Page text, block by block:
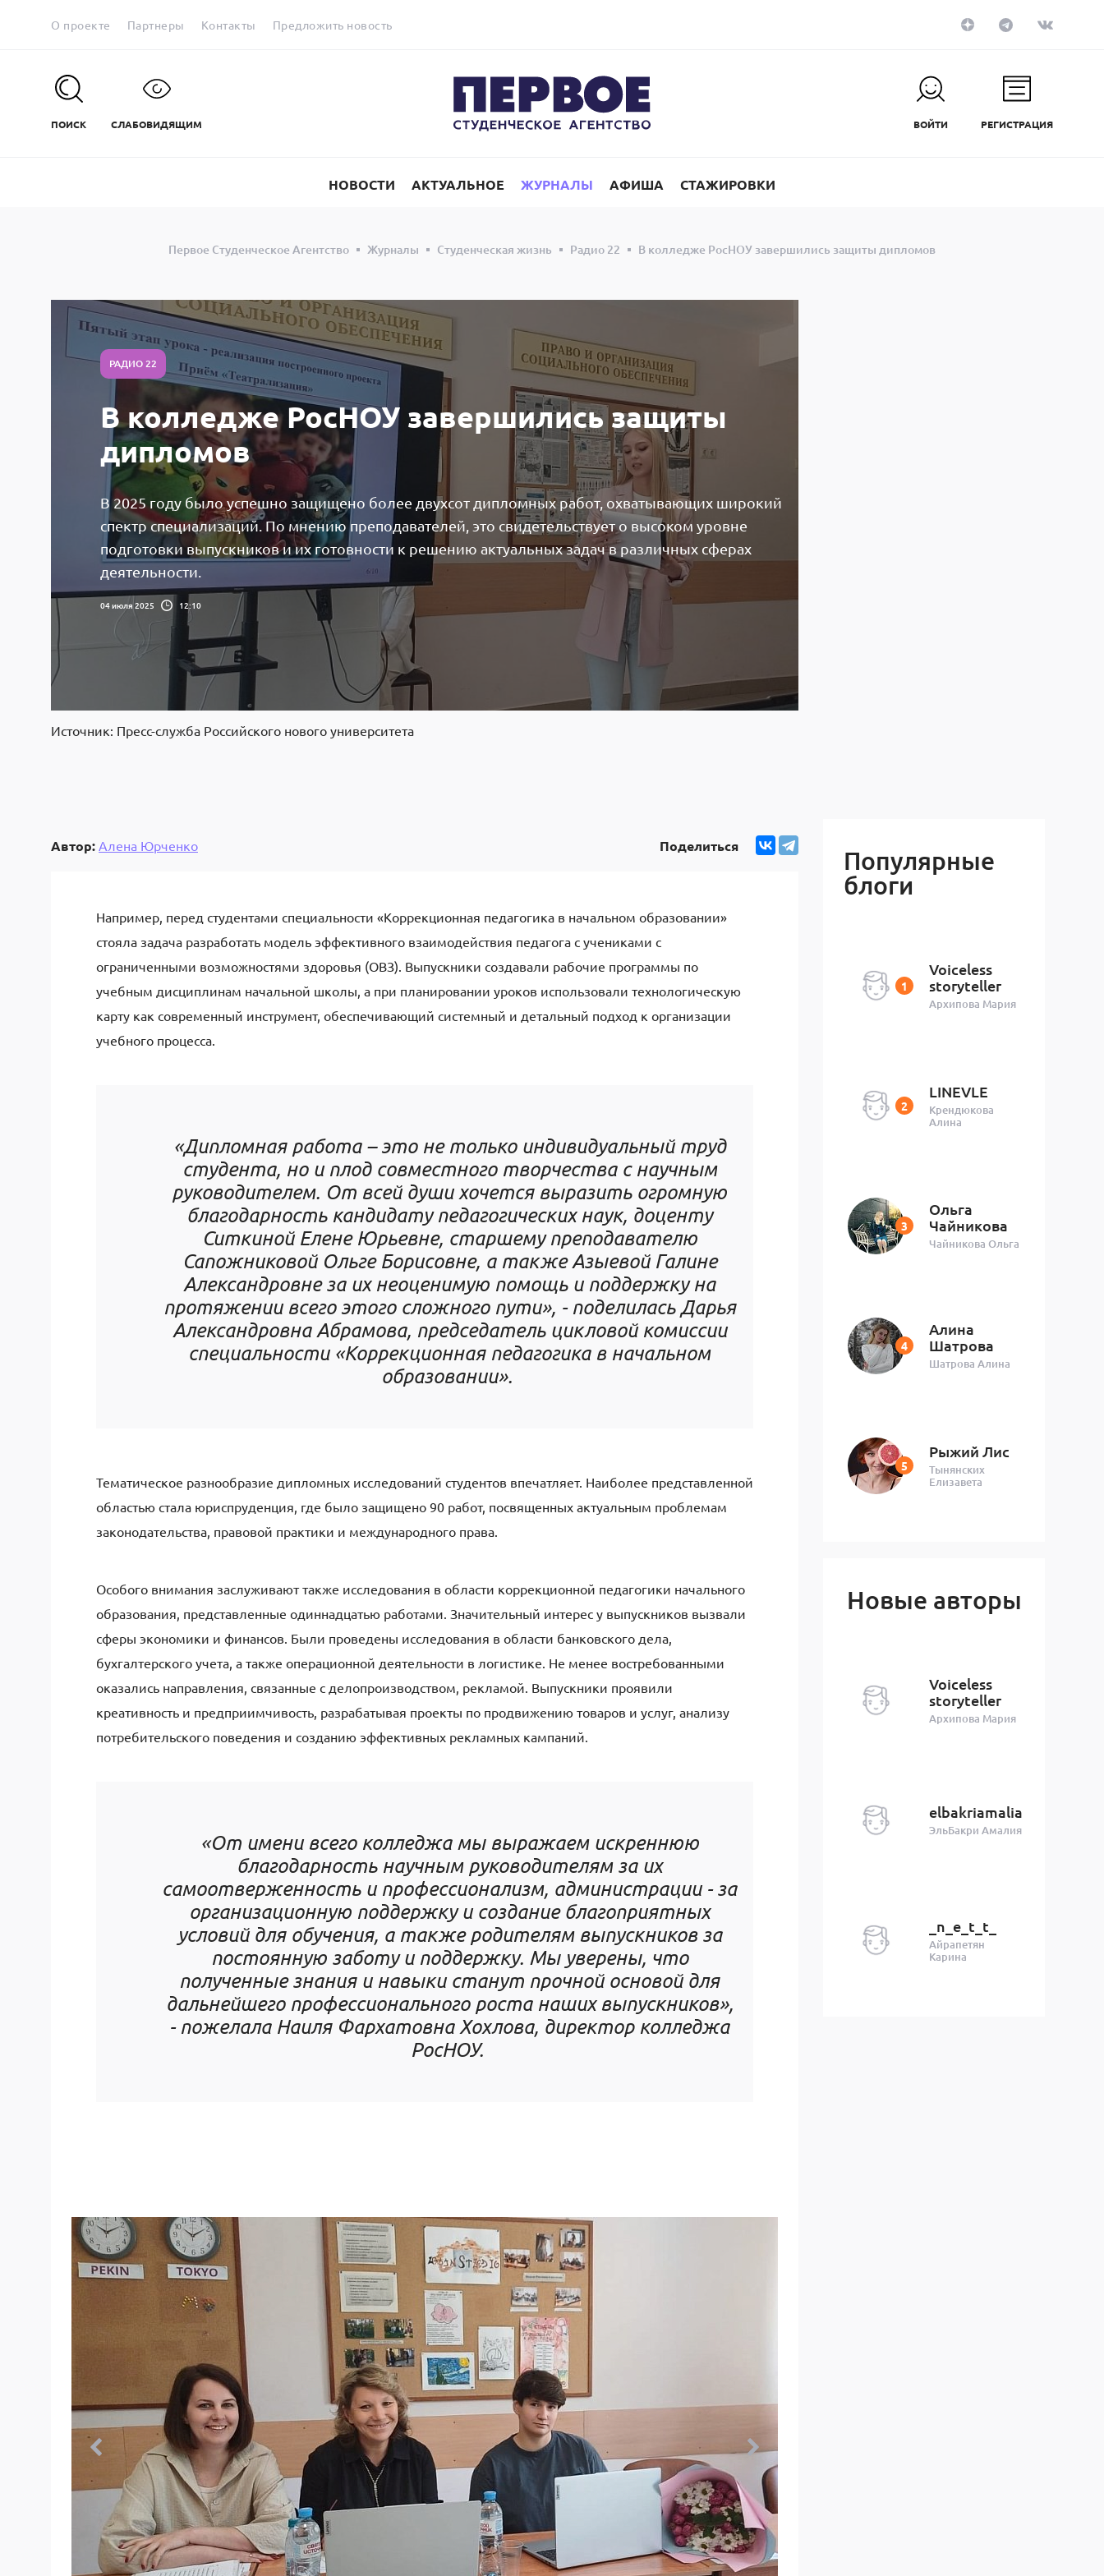
О проекте Партнеры Контакты Предложить новость
ПОИСК СЛАБОВИДЯЩИМ ВОЙТИ РЕГИСТРАЦИЯ
НОВОСТИ АКТУАЛЬНОЕ ЖУРНАЛЫ АФИША СТАЖИРОВКИ
Первое Студенческое Агентство Журналы Студенческая жизнь Радио 22 В колледже РосНОУ завершились защиты дипломов
РАДИО 22
В колледже РосНОУ завершились защиты
дипломов
В 2025 году было успешно защищено более двухсот дипломных работ, охватывающих широкий
спектр специализаций. По мнению преподавателей, это свидетельствует о высоком уровне
подготовки выпускников и их готовности к решению актуальных задач в различных сферах
деятельности.
04 июля 2025 12:10
Источник: Пресс-служба Российского нового университета
Автор: Алена Юрченко Поделиться
Например, перед студентами специальности «Коррекционная педагогика в начальном образовании»
стояла задача разработать модель эффективного взаимодействия педагога с учениками с
ограниченными возможностями здоровья (ОВЗ). Выпускники создавали рабочие программы по
учебным дисциплинам начальной школы, а при планировании уроков использовали технологическую
карту как современный инструмент, обеспечивающий системный и детальный подход к организации
учебного процесса.
«Дипломная работа – это не только индивидуальный труд
студента, но и плод совместного творчества с научным
руководителем. От всей души хочется выразить огромную
благодарность кандидату педагогических наук, доценту
Ситкиной Елене Юрьевне, старшему преподавателю
Сапожниковой Ольге Борисовне, а также Азыевой Галине
Александровне за их неоценимую помощь и поддержку на
протяжении всего этого сложного пути», - поделиласьДарья
Александровна Абрамова, председатель цикловой комиссии
специальности «Коррекционная педагогика в начальном
образовании».
Тематическое разнообразие дипломных исследований студентов впечатляет. Наиболее представленной
областью стала юриспруденция, где было защищено 90 работ, посвященных актуальным проблемам
законодательства, правовой практики и международного права.
Особого внимания заслуживают также исследования в области коррекционной педагогики начального
образования, представленные одиннадцатью работами. Значительный интерес у выпускников вызвали
сферы экономики и финансов. Были проведены исследования в области банковского дела,
бухгалтерского учета, а также операционной деятельности в логистике. Не менее востребованными
оказались направления, связанные с делопроизводством, рекламой. Выпускники проявили
креативность и предприимчивость, разрабатывая проекты по продвижению товаров и услуг, анализу
потребительского поведения и созданию эффективных рекламных кампаний.
«От имени всего колледжа мы выражаем искреннюю
благодарность научным руководителям за их
самоотверженность и профессионализм, администрации - за
организационную поддержку и создание благоприятных
условий для обучения, а также родителям выпускников за
постоянную заботу и поддержку. Мы уверены, что
полученные знания и навыки станут прочной основой для
дальнейшего профессионального роста наших выпускников»,
- пожелала Наиля Фархатовна Хохлова, директор колледжа
РосНОУ.
Популярные
блоги
Voiceless
storyteller
Архипова Мария
LINEVLE
Крендюкова
Алина
Ольга
Чайникова
Чайникова Ольга
Алина
Шатрова
Шатрова Алина
Рыжий Лис
Тынянских
Елизавета
Новые авторы
Voiceless
storyteller
Архипова Мария
elbakriamalia
ЭльБакри Амалия
_n_e_t_t_
Айрапетян
Карина